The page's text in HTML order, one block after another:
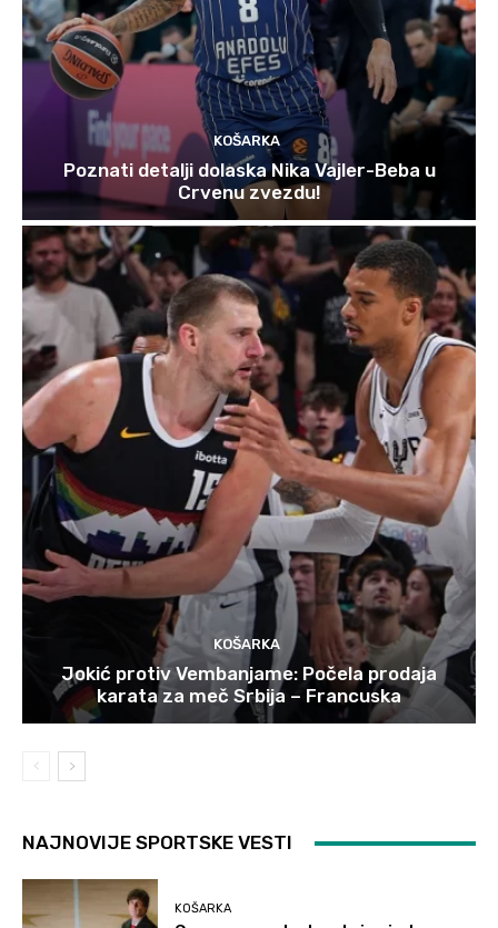
KOŠARKA
Poznati detalji dolaska Nika Vajler-Beba u
Crvenu zvezdu!
KOŠARKA
Jokić protiv Vembanjame: Počela prodaja
karata za meč Srbija – Francuska
NAJNOVIJE SPORTSKE VESTI
KOŠARKA